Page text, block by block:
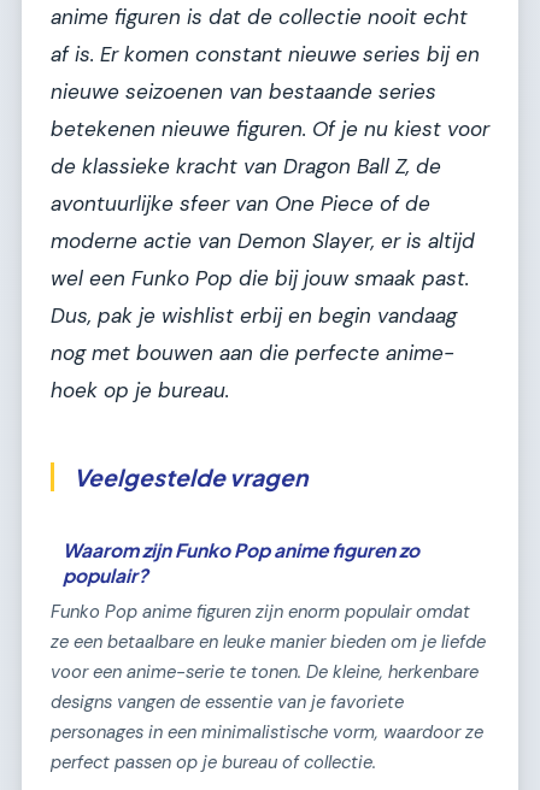
anime figuren is dat de collectie nooit echt
af is. Er komen constant nieuwe series bij en
nieuwe seizoenen van bestaande series
betekenen nieuwe figuren. Of je nu kiest voor
de klassieke kracht van Dragon Ball Z, de
avontuurlijke sfeer van One Piece of de
moderne actie van Demon Slayer, er is altijd
wel een Funko Pop die bij jouw smaak past.
Dus, pak je wishlist erbij en begin vandaag
nog met bouwen aan die perfecte anime-
hoek op je bureau.
Veelgestelde vragen
Waarom zijn Funko Pop anime figuren zo
populair?
Funko Pop anime figuren zijn enorm populair omdat
ze een betaalbare en leuke manier bieden om je liefde
voor een anime-serie te tonen. De kleine, herkenbare
designs vangen de essentie van je favoriete
personages in een minimalistische vorm, waardoor ze
perfect passen op je bureau of collectie.